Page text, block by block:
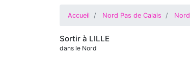
Accueil Nord Pas de Calais Nord
Sortir à LILLE
dans le Nord